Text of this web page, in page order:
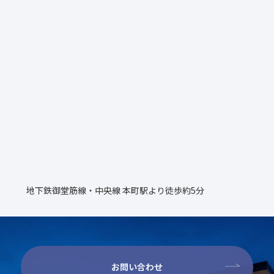
地下鉄御堂筋線・中央線 本町駅より徒歩約5分
お問い合わせ